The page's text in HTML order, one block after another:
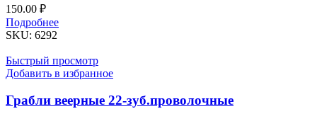
150.00 ₽
Подробнее
SKU: 6292
Быстрый просмотр
Добавить в избранное
Грабли веерные 22-зуб.проволочные